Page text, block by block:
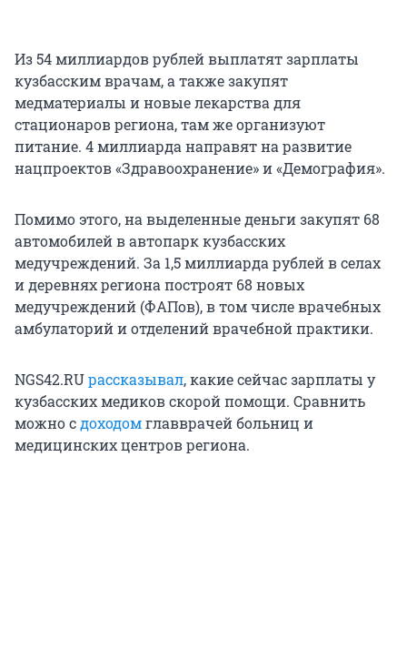
Из 54 миллиардов рублей выплатят зарплаты
кузбасским врачам, а также закупят
медматериалы и новые лекарства для
стационаров региона, там же организуют
питание. 4 миллиарда направят на развитие
нацпроектов «Здравоохранение» и «Демография».
Помимо этого, на выделенные деньги закупят 68
автомобилей в автопарк кузбасских
медучреждений. За 1,5 миллиарда рублей в селах
и деревнях региона построят 68 новых
медучреждений (ФАПов), в том числе врачебных
амбулаторий и отделений врачебной практики.
NGS42.RUрассказывал, какие сейчас зарплаты у
кузбасских медиков скорой помощи. Сравнить
можно сдоходомглавврачей больниц и
медицинских центров региона.